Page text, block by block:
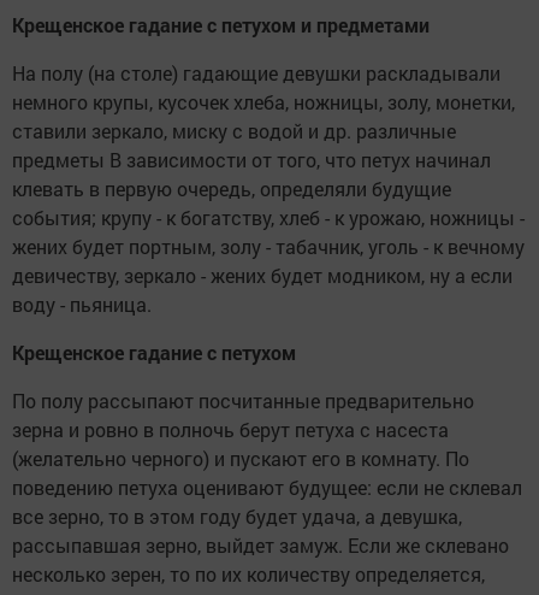
Крещенское гадание с петухом и предметами
На полу (на столе) гадающие девушки раскладывали
немного крупы, кусочек хлеба, ножницы, золу, монетки,
ставили зеркало, миску с водой и др. различные
предметы В зависимости от того, что петух начинал
клевать в первую очередь, определяли будущие
события; крупу - к богатству, хлеб - к урожаю, ножницы -
жених будет портным, золу - табачник, уголь - к вечному
девичеству, зеркало - жених будет модником, ну а если
воду - пьяница.
Крещенское гадание с петухом
По полу рассыпают посчитанные предварительно
зерна и ровно в полночь берут петуха с насеста
(желательно черного) и пускают его в комнату. По
поведению петуха оценивают будущее: если не склевал
все зерно, то в этом году будет удача, а девушка,
рассыпавшая зерно, выйдет замуж. Если же склевано
несколько зерен, то по их количеству определяется,